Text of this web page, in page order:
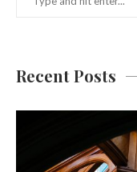
Recent Posts